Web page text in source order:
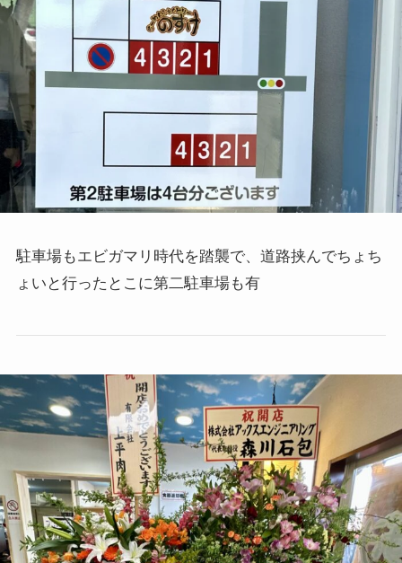
駐車場もエビガマリ時代を踏襲で、道路挟んでちょち
ょいと行ったとこに第二駐車場も有